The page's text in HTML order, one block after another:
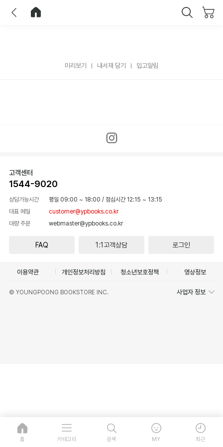
미리보기 내서재 담기 입고알림
고객센터
1544-9020
상담가능시간 평일 09:00 ~ 18:00 / 점심시간 12:15 ~ 13:15
대표 메일
customer@ypbooks.co.kr
대량 주문
webmaster@ypbooks.co.kr
FAQ 1:1고객상담 로그인
이용약관 개인정보처리방침 청소년보호정책 영상정보
© YOUNGPOONG BOOKSTORE INC. 사업자 정보
홈 카테고리 검색 MY 최근